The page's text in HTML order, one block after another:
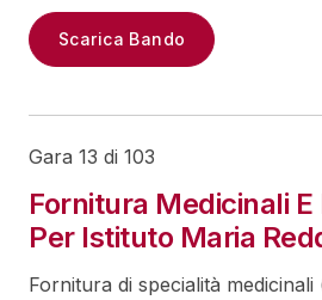
Scarica Bando
Gara 13 di 103
Fornitura Medicinali
Per Istituto Maria
Fornitura di specialità medicinali